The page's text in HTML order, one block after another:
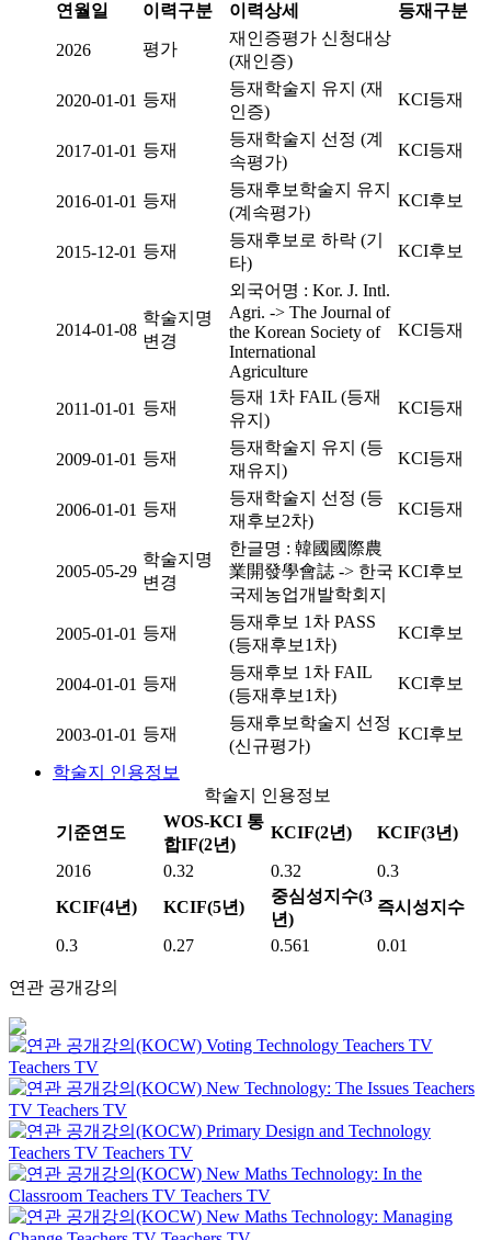
연월일
이력구분 이력상세 등재구분
2026 평가
재인증평가 신청대상
(재인증)
2020-01-01 등재
등재학술지 유지 (재
인증)
KCI등재
2017-01-01 등재
등재학술지 선정 (계
속평가)
KCI등재
2016-01-01 등재
등재후보학술지 유지
(계속평가)
KCI후보
2015-12-01 등재
등재후보로 하락 (기
타)
KCI후보
2014-01-08
학술지명
변경
외국어명 : Kor. J. Intl.
Agri. -> The Journal of
the Korean Society of
International
Agriculture
KCI등재
2011-01-01 등재
등재 1차 FAIL (등재
유지)
KCI등재
2009-01-01 등재
등재학술지 유지 (등
재유지)
KCI등재
2006-01-01 등재
등재학술지 선정 (등
재후보2차)
KCI등재
2005-05-29
학술지명
변경
한글명 : 韓國國際農
業開發學會誌 -> 한국
국제농업개발학회지
KCI후보
2005-01-01 등재
등재후보 1차 PASS
(등재후보1차)
KCI후보
2004-01-01 등재
등재후보 1차 FAIL
(등재후보1차)
KCI후보
2003-01-01 등재
등재후보학술지 선정
(신규평가)
KCI후보
학술지 인용정보
학술지 인용정보
기준연도
WOS-KCI 통
합IF(2년)
KCIF(2년) KCIF(3년)
2016 0.32 0.32
0.3
KCIF(4년)
KCIF(5년)
중심성지수(3
년)
즉시성지수
0.3 0.27 0.561 0.01
연관 공개강의
Voting Technology Teachers TV
Teachers TV
New Technology: The Issues Teachers
TV Teachers TV
Primary Design and Technology
Teachers TV Teachers TV
New Maths Technology: In the
Classroom Teachers TV Teachers TV
New Maths Technology: Managing